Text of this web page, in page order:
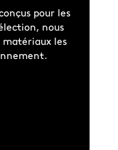
pour les
nous
matériaux les